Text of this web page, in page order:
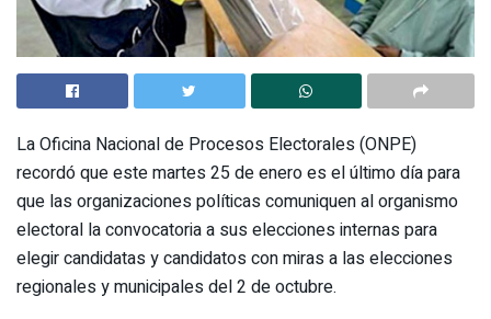
La Oficina Nacional de Procesos Electorales (ONPE)
recordó que este martes 25 de enero es el último día para
que las organizaciones políticas comuniquen al organismo
electoral la convocatoria a sus elecciones internas para
elegir candidatas y candidatos con miras a las elecciones
regionales y municipales del 2 de octubre.